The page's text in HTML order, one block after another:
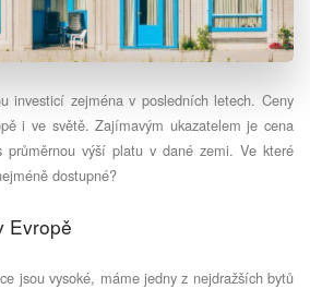
investicí zejména v posledních letech. Ceny
i ve světě. Zajímavým ukazatelem je cena
průměrnou výší platu v dané zemi. Ve které
dostupné?
Evropě
jsou vysoké, máme jedny z nejdražších bytů